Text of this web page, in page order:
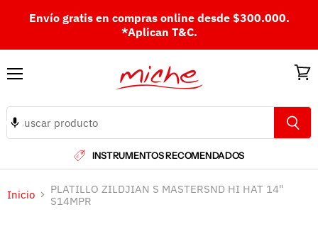
Envío gratis en compras online desde $300.000.
*Aplican T&C.
INSTRUMENTOS RECOMENDADOS
Inicio
PLATILLO ZILDJIAN S MASTERSND HI HAT 14"
S14MPR